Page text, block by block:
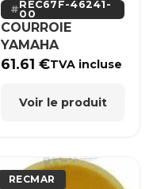
REC67F-46241-
00
COURROIE
YAMAHA
61.61€TVA incluse
Voir le produit
RECMAR